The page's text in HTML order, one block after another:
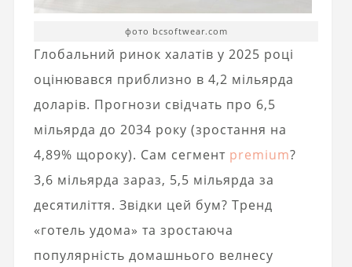
фото bcsoftwear.com
Глобальний ринок халатів у 2025 році
оцінювався приблизно в 4,2 мільярда
доларів. Прогнози свідчать про 6,5
мільярда до 2034 року (зростання на
4,89% щороку). Сам сегмент premium?
3,6 мільярда зараз, 5,5 мільярда за
десятиліття. Звідки цей бум? Тренд
«готель удома» та зростаюча
популярність домашнього велнесу